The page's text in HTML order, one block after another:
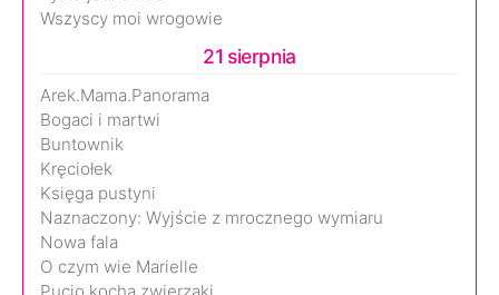
Wszyscy moi wrogowie
21 sierpnia
Arek.Mama.Panorama
Bogaci i martwi
Buntownik
Kręciołek
Księga pustyni
Naznaczony: Wyjście z mrocznego wymiaru
Nowa fala
O czym wie Marielle
Pucio kocha zwierzaki